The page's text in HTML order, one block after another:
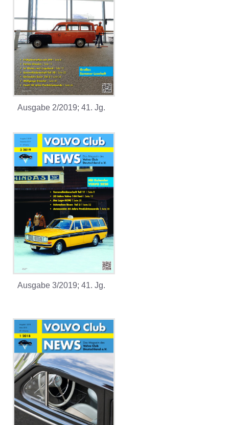
Ausgabe 2/2019; 41. Jg.
Ausgabe 3/2019; 41. Jg.